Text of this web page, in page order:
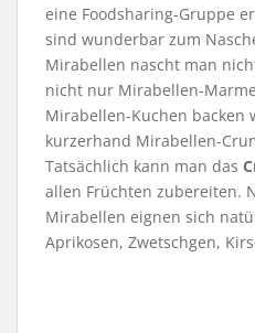
eine Foodsharing-Gruppe
sind wunderbar zum
Mirabellen nascht man
nicht nur Mirabellen-
Mirabellen-Kuchen backen
kurzerhand Mirabellen-
Tatsächlich kann man das
allen Früchten zubereiten.
Mirabellen eignen sich
Aprikosen, Zwetschgen,